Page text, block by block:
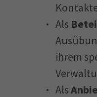
Als
ihrem
Als